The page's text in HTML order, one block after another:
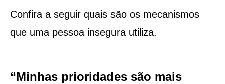
Confira a seguir quais são os mecanismos
que uma pessoa insegura utiliza.
“Minhas prioridades são mais